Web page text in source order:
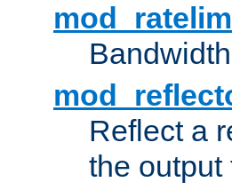
Reflect a
the output